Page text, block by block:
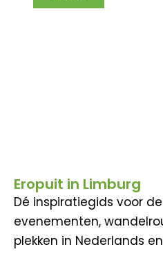
Eropuit in Limburg
Dé inspiratiegids voor
evenementen,
plekken in Nederlands